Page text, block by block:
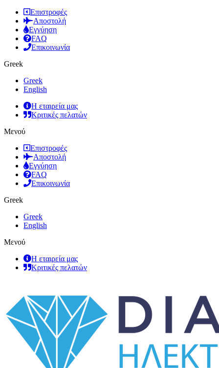
Επιστροφές
Αποστολή
Εγγύηση
FAQ
Επικοινωνία
Greek
Greek
English
Η εταιρεία μας
Κριτικές πελατών
Μενού
Επιστροφές
Αποστολή
Εγγύηση
FAQ
Επικοινωνία
Greek
Greek
English
Μενού
Η εταιρεία μας
Κριτικές πελατών